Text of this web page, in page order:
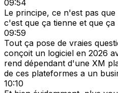
09:54
Le principe, ce n'est pas
c'est que ça tienne et que
09:59
Tout ça pose de vraies
conçoit un logiciel en 2026
rend dépendant d'une XM
de ces plateformes a un
10:10